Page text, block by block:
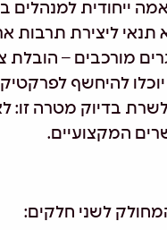
ייחודית למנהלים
תנאי ליצירת תרבות
מורכבים – הובלת
להיחשף
לשרת בדיוק מטרה
המקצועיים.
לשני חלקים: